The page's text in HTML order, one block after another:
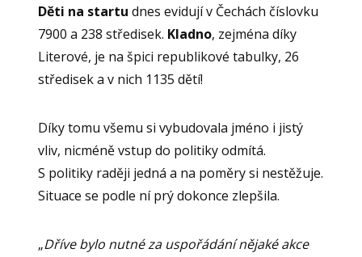
Děti na startu dnes evidují v Čechách číslovku
7900 a 238 středisek. Kladno, zejména díky
Literové, je na špici republikové tabulky, 26
středisek a v nich 1135 dětí!
Díky tomu všemu si vybudovala jméno i jistý
vliv, nicméně vstup do politiky odmítá.
S politiky raději jedná a na poměry si nestěžuje.
Situace se podle ní prý dokonce zlepšila.
„Dříve bylo nutné za uspořádání nějaké akce